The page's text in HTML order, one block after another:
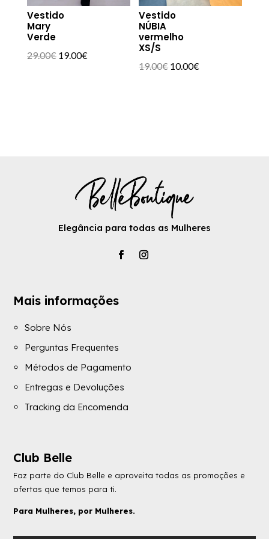
Vestido
Mary
Verde
29.00€ O
19.00€O
Vestido
NÚBIA
vermelho
XS/S
19.00€ O
10.00€O
Elegância para todas as Mulheres
Mais informações
Sobre Nós
Perguntas Frequentes
Métodos de Pagamento
Entregas e Devoluções
Tracking da Encomenda
Club Belle
Faz parte do Club Belle e aproveita todas as promoções e
ofertas que temos para ti.
Para Mulheres, por Mulheres.